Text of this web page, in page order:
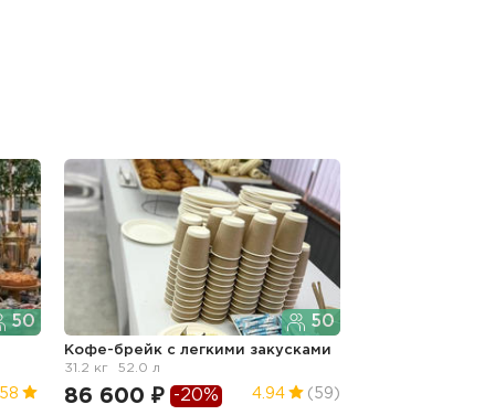
50 50
Кофе-брейк с легкими закусками
31.2 кг
52.0 л
86 600 ₽ -20% 4.94 (59)